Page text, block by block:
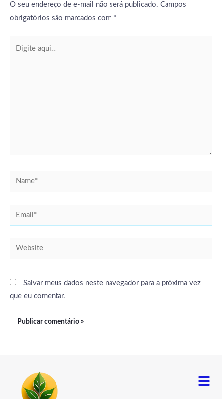
O seu endereço de e-mail não será publicado. Campos
obrigatórios são marcados com *
Name*
Email*
Website
Salvar meus dados neste navegador para a próxima vez
que eu comentar.
Menu